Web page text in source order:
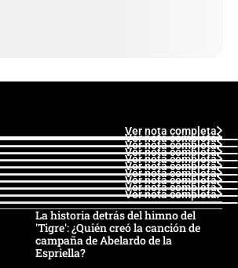
Ver nota completa
Ver nota completa
Ver nota completa
Ver nota completa
Ver nota completa
Ver nota completa
Ver nota completa
Ver nota completa
Ver nota completa
Ver nota completa
La historia detrás del himno del
'Tigre': ¿Quién creó la canción de
campaña de Abelardo de la
Espriella?